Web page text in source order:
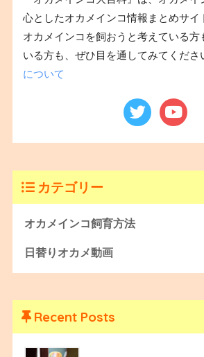
心としたオカメインコ情報まとめサイ
オカメインコを飼おうと考えている方
いる方も、ぜひ目を通してみてくだ
について
カテゴリー
オカメインコ飼育方法
日替りオカメ動画
Recent Posts